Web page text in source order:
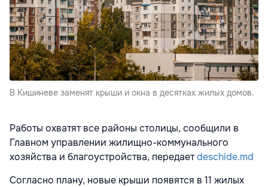
В Кишиневе заменят крыши и окна в десятках жилых домов.
Работы охватят все районы столицы, сообщили в
Главном управлении жилищно-коммунального
хозяйства и благоустройства, передаетdeschide.md
Согласно плану, новые крыши появятся в 11 жилых